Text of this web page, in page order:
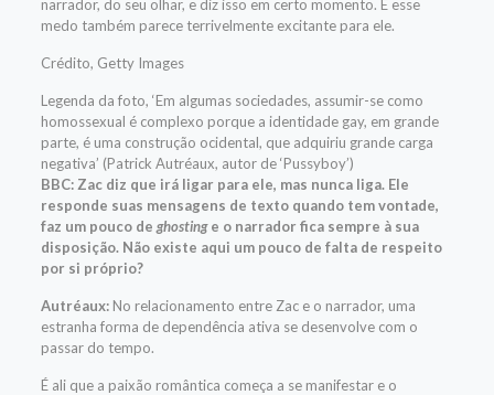
narrador, do seu olhar, e diz isso em certo momento. E esse
medo também parece terrivelmente excitante para ele.
Crédito, Getty Images
Legenda da foto, ‘Em algumas sociedades, assumir-se como
homossexual é complexo porque a identidade gay, em grande
parte, é uma construção ocidental, que adquiriu grande carga
negativa’ (Patrick Autréaux, autor de ‘Pussyboy’)
BBC: Zac diz que irá ligar para ele, mas nunca liga. Ele
responde suas mensagens de texto quando tem vontade,
faz um pouco de ghostinge o narrador fica sempre à sua
disposição. Não existe aqui um pouco de falta de respeito
por si próprio?
Autréaux:No relacionamento entre Zac e o narrador, uma
estranha forma de dependência ativa se desenvolve com o
passar do tempo.
É ali que a paixão romântica começa a se manifestar e o